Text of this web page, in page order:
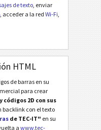
de texto , enviar
, acceder a la red Wi-Fi
HTML
de barras en su
para crear
códigos 2D con sus
backlink con el texto
de TEC-IT" en su
awww.tec-